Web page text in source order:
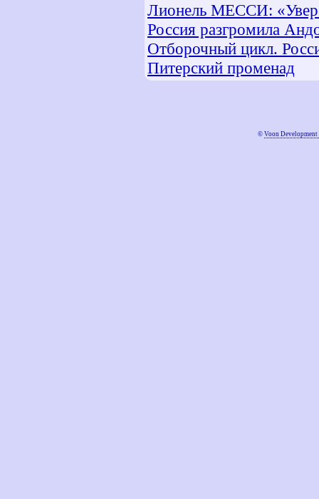
Лионель МЕССИ:
Россия разгромила
Отборочный цикл.
Питерский променад
© Voon Development